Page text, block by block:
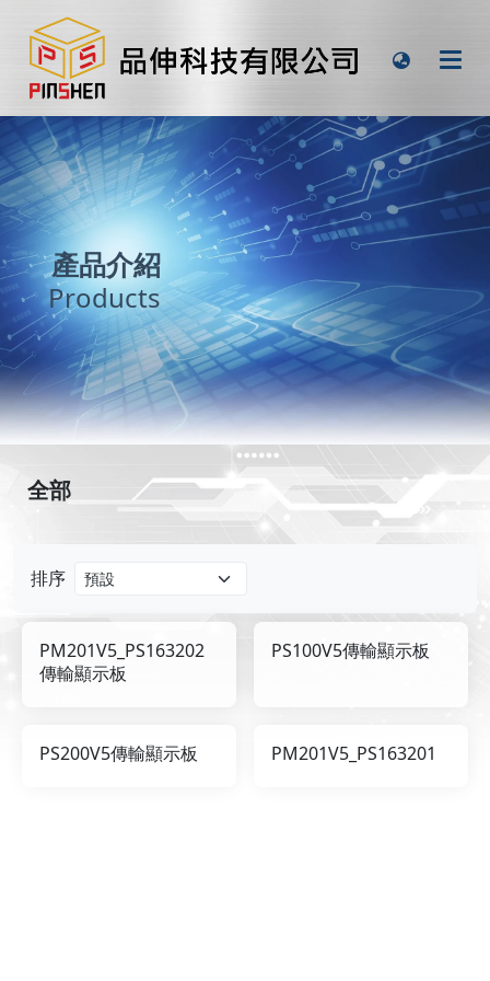
產品介紹
Products
排序
PM201V5_PS163202
傳輸顯示板
PS100V5傳輸顯示板
PS200V5傳輸顯示板 PM201V5_PS163201
全部